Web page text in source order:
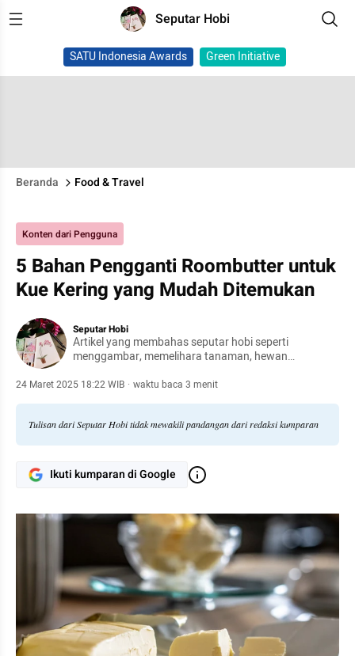
Seputar Hobi
SATU Indonesia Awards Green Initiative
Beranda Food & Travel
Konten dari Pengguna
5 Bahan Pengganti Roombutter untuk
Kue Kering yang Mudah Ditemukan
Seputar Hobi
Artikel yang membahas seputar hobi seperti
menggambar, memelihara tanaman, hewan
24 Maret 2025 18:22 WIB · waktu baca 3 menit
Tulisan dari Seputar Hobi tidak mewakili pandangan dari redaksi kumparan
Ikuti kumparan di Google